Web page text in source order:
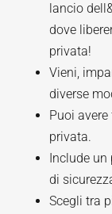
lancio
dove
privata!
Vieni,
diverse
Puoi
privata.
Include un
di
Scegli tra